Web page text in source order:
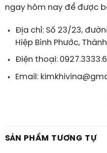
ngay hôm nay để được
Địa chỉ: Số 23/23,
Hiệp Bình Phước,
Điện thoại:
Email:
SẢN PHẨM TƯƠNG TỰ